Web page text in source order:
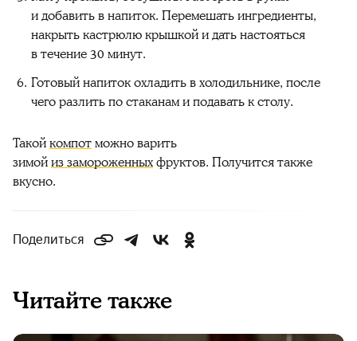
и добавить в напиток. Перемешать ингредиенты,
накрыть кастрюлю крышкой и дать настояться
в течение 30 минут.
Готовый напиток охладить в холодильнике, после
чего разлить по стаканам и подавать к столу.
Такойкомпотможно варить
зимойиз замороженныхфруктов. Получится также
вкусно.
Поделиться
Читайте также